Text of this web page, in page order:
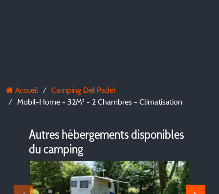
Accueil
Camping Del Padel
Mobil-Home - 32M² - 2 Chambres - Climatisation
Autres hébergements disponibles
du camping